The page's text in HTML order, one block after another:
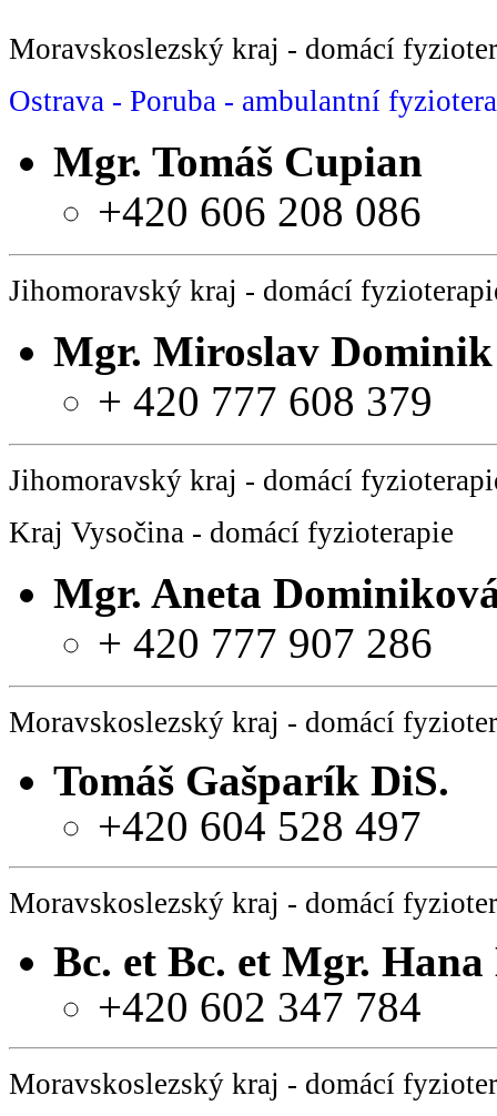
Moravskoslezský kraj - domácí
Ostrava - Poruba - ambulantní
Mgr. Tomáš Cupian
+420 606 208 086
Jihomoravský kraj - domácí
Mgr. Miroslav Dominik
+ 420 777 608 379
Jihomoravský kraj - domácí
Kraj Vysočina - domácí fyzioterapie
Mgr. Aneta
+ 420 777 907 286
Moravskoslezský kraj - domácí
Tomáš Gašparík DiS.
+420 604 528 497
Moravskoslezský kraj - domácí
Bc. et Bc. et Mgr.
+420 602 347 784
Moravskoslezský kraj - domácí